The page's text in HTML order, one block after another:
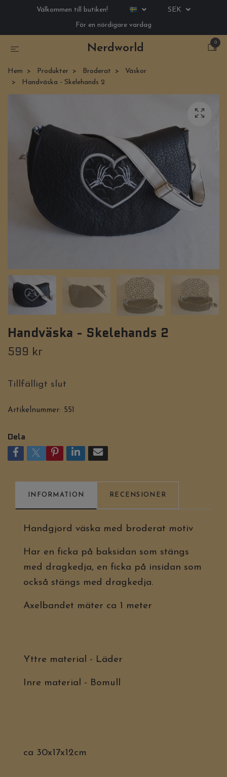
Välkommen till butiken!
SEK
För en nördigare vardag
Nerdworld
0
Hem Produkter Broderat
Väskor
Handväska - Skelehands 2
Handväska - Skelehands 2
599 kr
Tillfälligt slut
Artikelnummer: 551
Dela
INFORMATION RECENSIONER
Handgjord väska med broderat motiv
Har en ficka på baksidan som stängs
med dragkedja, en ficka på insidan som
också stängs med dragkedja.
Axelbandet mäter ca 1 meter
Yttre material - Läder
Inre material - Bomull
ca 30x17x12cm